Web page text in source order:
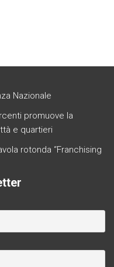
Nazionale
promuove la
e quartieri
rotonda “Franchising